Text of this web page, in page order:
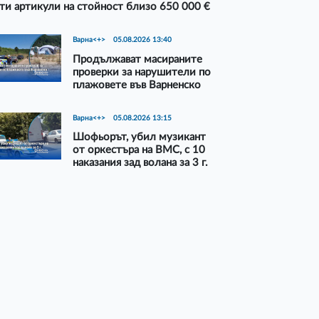
артикули на стойност близо 650 000 €
Варна<+> 05.08.2026 13:40
Продължават масираните
проверки за нарушители по
плажовете във Варненско
Варна<+> 05.08.2026 13:15
Шофьорът, убил музикант
от оркестъра на ВМС, с 10
наказания зад волана за 3 г.